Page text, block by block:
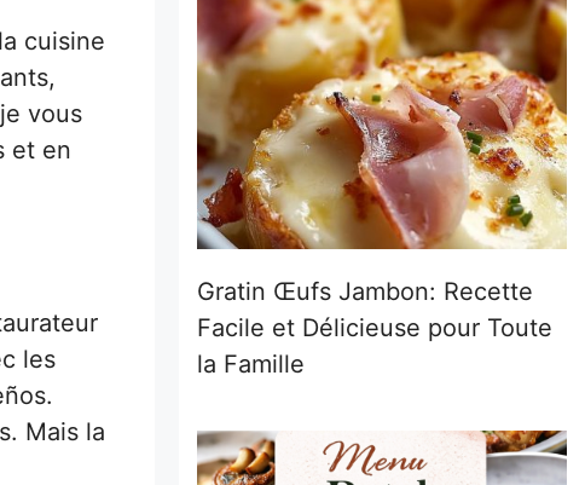
cuisine
vous
et en
les
Mais la
Gratin Œufs Jambon: Recette
Facile et Délicieuse pour Toute
la Famille